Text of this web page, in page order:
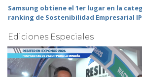
Samsung obtiene el 1er lugar en la
ranking de Sostenibilidad Empresarial
Ediciones Especiales